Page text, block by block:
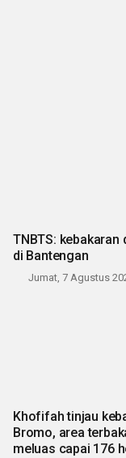
TNBTS:
di Bantengan
Jumat, 7 Agustus
Khofifah tinjau
Bromo, area
meluas capai 176